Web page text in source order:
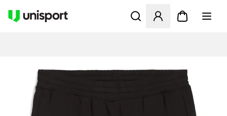
Åbner en Modal til at